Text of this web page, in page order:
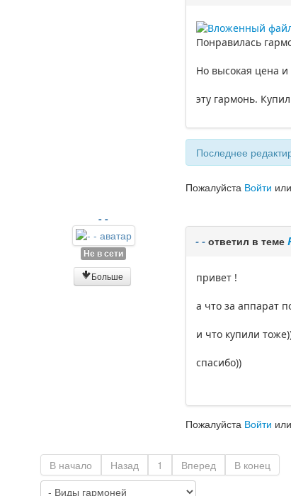
Понравилась
Но высокая цена
эту гармонь.
Последнее
Пожалуйста Войти или
- -
Не в сети
Больше
- - ответил в теме
привет !
а что за аппарат
и что купили
спасибо))
Пожалуйста Войти или
В начало Назад 1 Вперед В конец